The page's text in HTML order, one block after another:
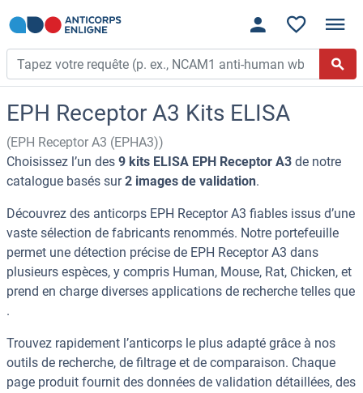
EPH Receptor A3 Kits ELISA
(EPH Receptor A3 (EPHA3))
Choisissez l’un des 9 kits ELISA EPH Receptor A3 de notre
catalogue basés sur2 images de validation.
Découvrez des anticorps EPH Receptor A3 fiables issus d’une
vaste sélection de fabricants renommés. Notre portefeuille
permet une détection précise de EPH Receptor A3 dans
plusieurs espèces, y compris Human, Mouse, Rat, Chicken, et
prend en charge diverses applications de recherche telles que
.
Trouvez rapidement l’anticorps le plus adapté grâce à nos
outils de recherche, de filtrage et de comparaison. Chaque
page produit fournit des données de validation détaillées, des